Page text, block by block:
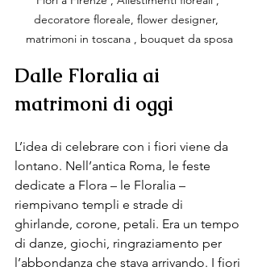
decoratore floreale, flower designer,
matrimoni in toscana , bouquet da sposa
Dalle Floralia ai
matrimoni di oggi
L’idea di celebrare con i fiori viene da
lontano. Nell’antica Roma, le feste
dedicate a Flora – le Floralia –
riempivano templi e strade di
ghirlande, corone, petali. Era un tempo
di danze, giochi, ringraziamento per
l’abbondanza che stava arrivando. I fiori